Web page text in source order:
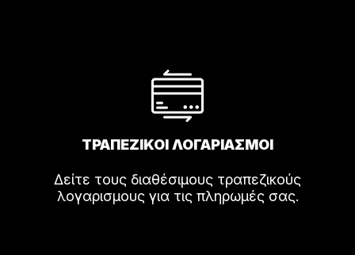
ΤΡΑΠΕΖΙΚΟΙ ΛΟΓΑΡΙΑΣΜΟΙ
Δείτε τους διαθέσιμους τραπεζικούς
λογαρισμους για τις πληρωμές σας.